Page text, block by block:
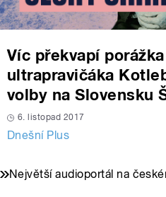
Víc překvapí
ultrapravičáka
volby na Slovensku
6. listopad 2017
Dnešní Plus
Největší audioportál na